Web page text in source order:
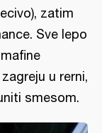
zatim
Sve lepo
u rerni,
smesom.